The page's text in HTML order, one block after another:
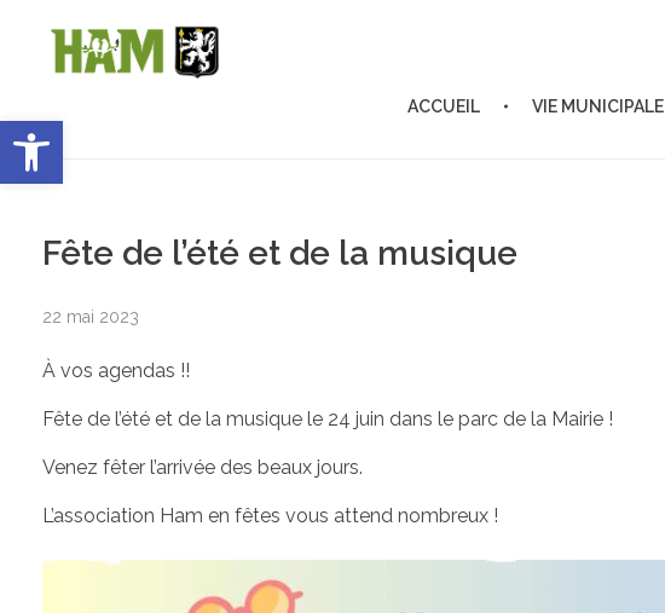
Ouvrir la barre d’outils
ACCUEIL VIE MUNICIPALE
Fête de l’été et de la musique
22 mai 2023
À vos agendas !!
Fête de l’été et de la musique le 24 juin dans le parc de la Mairie !
Venez fêter l’arrivée des beaux jours.
L’association Ham en fêtes vous attend nombreux !